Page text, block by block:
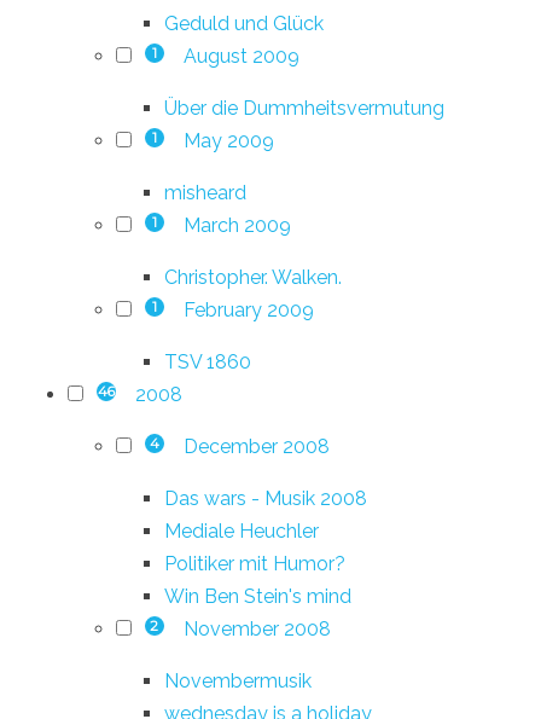
Geduld und Glück
1 August 2009
Über die Dummheitsvermutung
1 May 2009
misheard
1 March 2009
Christopher. Walken.
1 February 2009
TSV 1860
46 2008
4 December 2008
Das wars - Musik 2008
Mediale Heuchler
Politiker mit Humor?
Win Ben Stein's mind
2 November 2008
Novembermusik
wednesday is a holiday